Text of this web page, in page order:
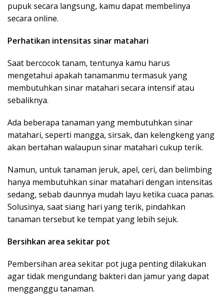
pupuk secara langsung, kamu dapat membelinya
secara online.
Perhatikan intensitas sinar matahari
Saat bercocok tanam, tentunya kamu harus
mengetahui apakah tanamanmu termasuk yang
membutuhkan sinar matahari secara intensif atau
sebaliknya.
Ada beberapa tanaman yang membutuhkan sinar
matahari, seperti mangga, sirsak, dan kelengkeng yang
akan bertahan walaupun sinar matahari cukup terik.
Namun, untuk tanaman jeruk, apel, ceri, dan belimbing
hanya membutuhkan sinar matahari dengan intensitas
sedang, sebab daunnya mudah layu ketika cuaca panas.
Solusinya, saat siang hari yang terik, pindahkan
tanaman tersebut ke tempat yang lebih sejuk.
Bersihkan area sekitar pot
Pembersihan area sekitar pot juga penting dilakukan
agar tidak mengundang bakteri dan jamur yang dapat
mengganggu tanaman.